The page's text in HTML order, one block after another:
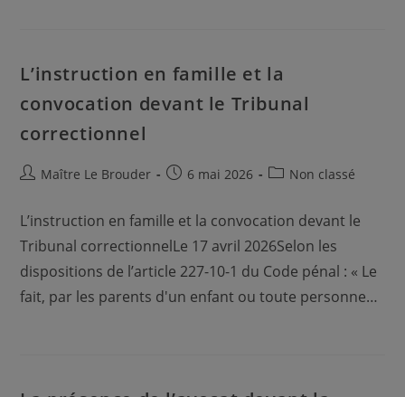
L’instruction en famille et la
convocation devant le Tribunal
correctionnel
Auteur/autrice
la
publication :
Maître Le Brouder
Publication
6 mai 2026
PostNon classé
L’instruction en famille et la convocation devant le
Tribunal correctionnelLe 17 avril 2026Selon les
dispositions de l’article 227-10-1 du Code pénal : « Le
fait, par les parents d'un enfant ou toute personne…